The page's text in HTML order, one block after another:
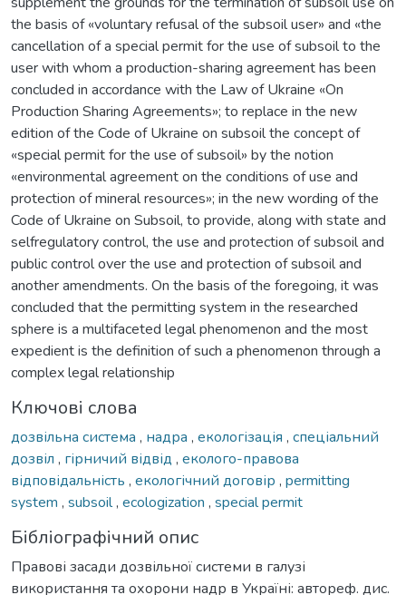
the basis of «voluntary refusal of the subsoil user» and «the
cancellation of a special permit for the use of subsoil to the
user with whom a production-sharing agreement has been
concluded in accordance with the Law of Ukraine «On
Production Sharing Agreements»; to replace in the new
edition of the Code of Ukraine on subsoil the concept of
«special permit for the use of subsoil» by the notion
«environmental agreement on the conditions of use and
protection of mineral resources»; in the new wording of the
Code of Ukraine on Subsoil, to provide, along with state and
selfregulatory control, the use and protection of subsoil and
public control over the use and protection of subsoil and
another amendments. On the basis of the foregoing, it was
concluded that the permitting system in the researched
sphere is a multifaceted legal phenomenon and the most
expedient is the definition of such a phenomenon through a
complex legal relationship
Ключові слова
дозвільна система , надра , екологізація , спеціальний
дозвіл , гірничий відвід , еколого-правова
відповідальність , екологічний договір , permitting
system , subsoil, ecologization , special permit
Бібліографічний опис
Правові засади дозвільної системи в галузі
використання та охорони надр в Україні: автореф. дис.